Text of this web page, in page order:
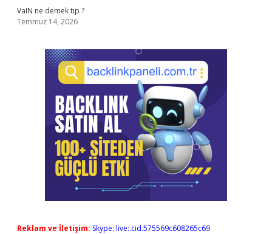
VaIN ne demek tıp ?
Temmuz 14, 2026
Reklam ve İletişim: Skype: live:.cid.575569c608265c69